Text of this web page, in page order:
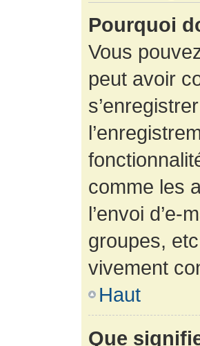
Pourquoi
Vous
peut avoir
comme les
l’envoi d’e-
groupes,
vivement
Haut
Que